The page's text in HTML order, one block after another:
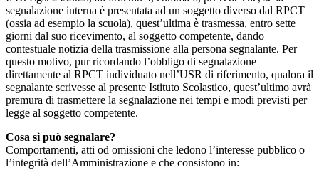
segnalazione interna è presentata ad un soggetto diverso dal RPCT
(ossia ad esempio la scuola), quest’ultima è trasmessa, entro sette
giorni dal suo ricevimento, al soggetto competente, dando
contestuale notizia della trasmissione alla persona segnalante. Per
questo motivo, pur ricordando l’obbligo di segnalazione
direttamente al RPCT individuato nell’USR di riferimento, qualora il
segnalante scrivesse al presente Istituto Scolastico, quest’ultimo avrà
premura di trasmettere la segnalazione nei tempi e modi previsti per
legge al soggetto competente.
Cosa si può segnalare?
Comportamenti, atti od omissioni che ledono l’interesse pubblico o
l’integrità dell’Amministrazione e che consistono in: